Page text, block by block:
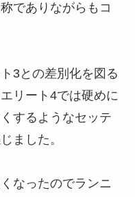
でありながらもコ
3との差別化を図る
リート4では硬めに
するようなセッテ
ました。
なったのでランニ